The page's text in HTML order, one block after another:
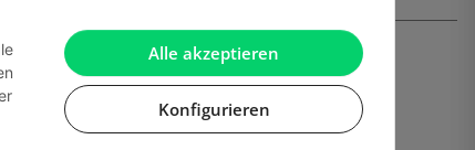
Alle akzeptieren
Konfigurieren